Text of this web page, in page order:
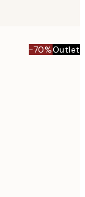
-70%Outlet